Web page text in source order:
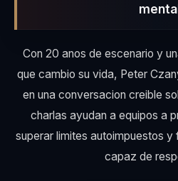
Con 20 anos de escenario y
que cambio su vida, Peter
en una conversacion creible
charlas ayudan a equipos a
superar limites autoimpuestos
capaz de